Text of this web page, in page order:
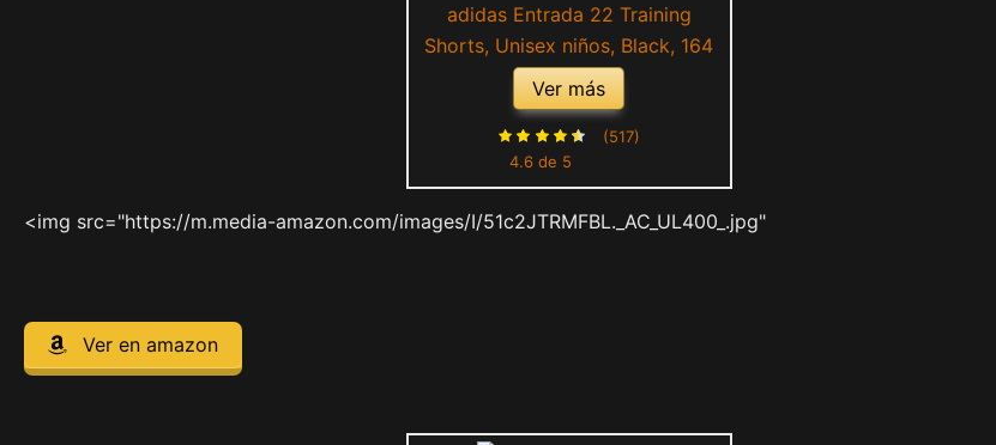
adidas Entrada 22 Training
Shorts, Unisex niños, Black, 164
Ver más
4.6 de 5
(517)
<img src="https://m.media-amazon.com/images/I/51c2JTRMFBL._AC_UL400_.jpg"
Ver en amazon